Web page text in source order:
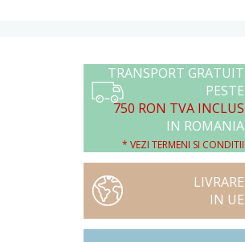
TRANSPORT GRATUIT
PESTE
750 RON TVA INCLUS
IN ROMANIA
* VEZI TERMENI SI CONDITII
LIVRARE
IN UE